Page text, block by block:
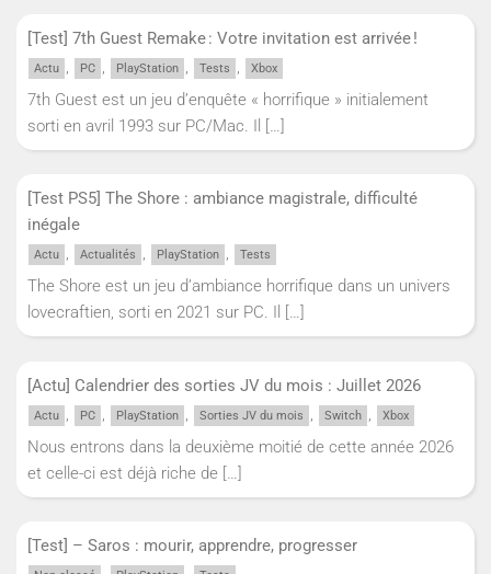
[Test] 7th Guest Remake : Votre invitation est arrivée !
Actu , PC , PlayStation , Tests , Xbox
7th Guest est un jeu d’enquête « horrifique » initialement
sorti en avril 1993 sur PC/Mac. Il […]
[Test PS5] The Shore : ambiance magistrale, difficulté
inégale
Actu , Actualités , PlayStation , Tests
The Shore est un jeu d’ambiance horrifique dans un univers
lovecraftien, sorti en 2021 sur PC. Il
[…]
[Actu] Calendrier des sorties JV du mois : Juillet 2026
Actu , PC , PlayStation , Sorties JV du mois , Switch , Xbox
Nous entrons dans la deuxième moitié de cette année 2026
et celle-ci est déjà riche de […]
[Test] – Saros : mourir, apprendre, progresser